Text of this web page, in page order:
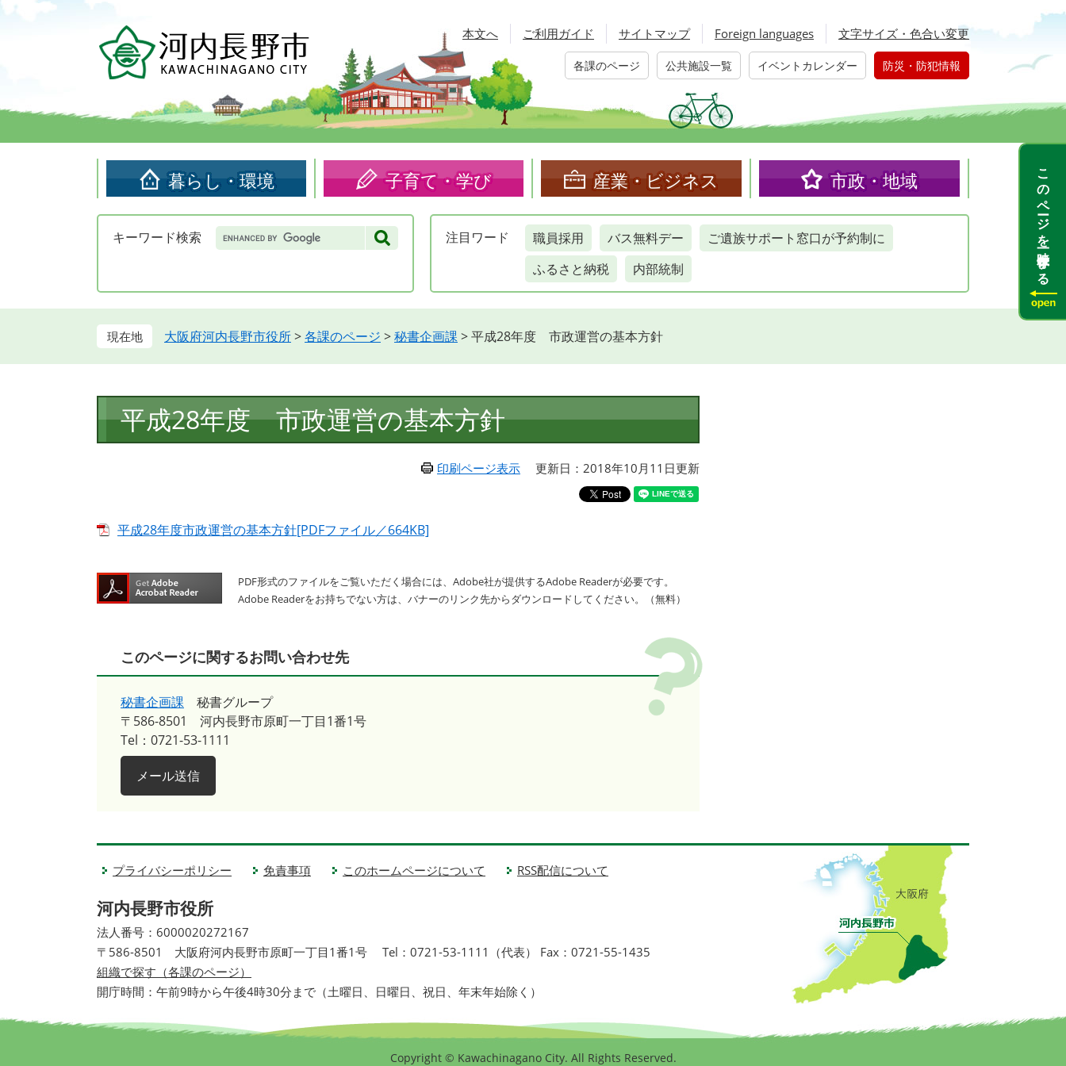
頭
す。
飛
し
本文へ ご利用ガイド サイトマップ Foreign languages 文字サイズ・色合い変更
各課のページ 公共施設一覧 イベントカレンダー 防災・防犯情報
暮らし・環境 子育て・学び 産業・ビジネス 市政・地域
キーワード検索 Google
カ
検
注目 ワード 職員採用 バス無料デー
ご遺族サポート窓口が予約制に
ふるさと納税
内部統制
大阪府河内長野市役所>各課のページ >秘書企画課 >平成28年度 市政運営の基本方針
文
平成28年度 市政運営の基本方針
印刷ページ表示 更新日：2018年10月11日更新
平成28年度市政運営の基本方針[PDFファイル／664KB]
PDF形式のファイルをご覧いただく場合には、Adobe社が提供するAdobe Readerが必要です。
Adobe Readerをお持ちでない方は、バナーのリンク先からダウンロードしてください。（無料）
このページに関するお問い合わせ先
秘書企画課
秘書グループ
〒586-8501
河内長野市原町一丁目1番1号
Tel：0721-53-1111
メール送信
プライバシーポリシー 免責事項 このホームページについて RSS配信について
河内長野市役所
法人番号：6000020272167
〒586-8501 大阪府河内長野市原町一丁目1番1号
Tel：0721-53-1111（代表） Fax：0721-55-1435
組織で探す（各課のページ）
開庁時間：午前9時から午後4時30分まで（土曜日、日曜日、祝日、年末年始除く）
Copyright © Kawachinagano City. All Rights Reserved.
このページを一時保存する